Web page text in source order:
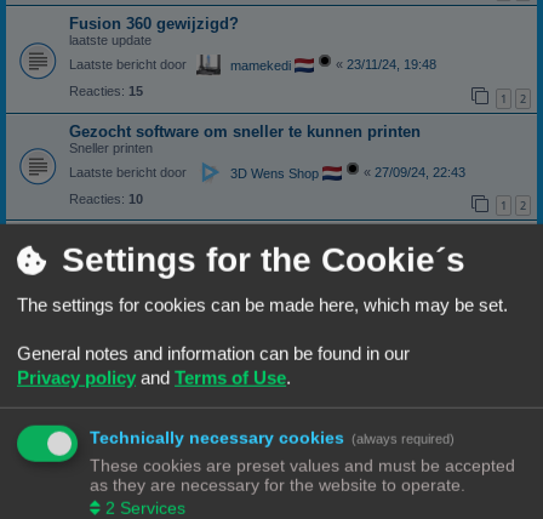
Fusion 360 gewijzigd?
laatste update
Laatste bericht door
mamekedi « 23/11/24, 19:48
Reacties: 15 1 2
Gezocht software om sneller te kunnen printen
Sneller printen
Laatste bericht door
3D Wens Shop « 27/09/24, 22:43
Reacties: 10 1 2
Laatste bericht door Ch3vr0n «12/09/24, 21:52
Cura vs Orca probleem
Laatste bericht door Hardy «12/09/24, 18:10
Reacties:33
Cura profile for CR-10 SE
Laatste bericht door Zappa «13/08/24, 18:25
Reacties:18 1
Temperatuur filament
Settings for the Cookie´s
The settings for cookies can be made here, which may be set.
General notes and information can be found in our
Privacy policy and Terms of Use.
Technically necessary cookies (always required)
These cookies are preset values and must be accepted
as they are necessary for the website to operate.
2 Services